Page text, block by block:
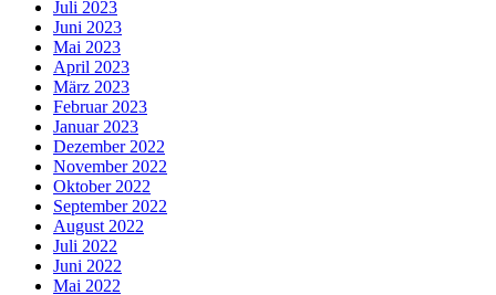
Juli 2023
Juni 2023
Mai 2023
April 2023
März 2023
Februar 2023
Januar 2023
Dezember 2022
November 2022
Oktober 2022
September 2022
August 2022
Juli 2022
Juni 2022
Mai 2022